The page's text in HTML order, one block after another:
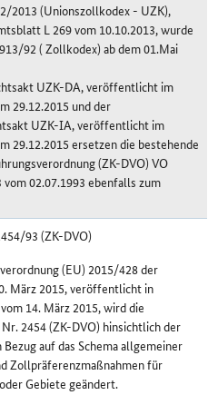
2013 (Unionszollkodex - UZK),
L 269 vom 10.10.2013, wurde
92 ( Zollkodex) ab dem 01.Mai
UZK-DA, veröffentlicht im
29.12.2015 und der
UZK-IA, veröffentlicht im
29.12.2015 ersetzen die bestehende
(ZK-DVO) VO
02.07.1993 ebenfalls zum
93 (ZK-DVO)
(EU) 2015/428 der
März 2015, veröffentlicht in
14. März 2015, wird die
2454 (ZK-DVO) hinsichtlich der
auf das Schema allgemeiner
Zollpräferenzmaßnahmen für
Gebiete geändert.